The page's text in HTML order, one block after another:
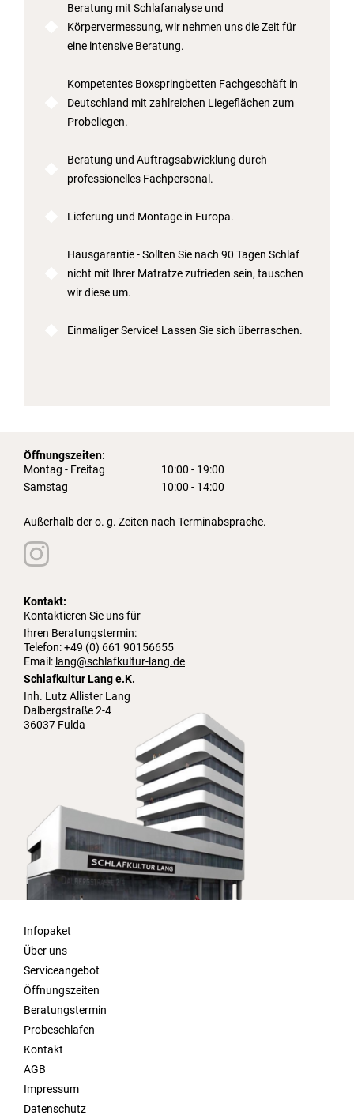
Beratung mit Schlafanalyse und
Körpervermessung, wir nehmen uns die Zeit für
eine intensive Beratung.
Kompetentes Boxspringbetten Fachgeschäft in
Deutschland mit zahlreichen Liegeflächen zum
Probeliegen.
Beratung und Auftragsabwicklung durch
professionelles Fachpersonal.
Lieferung und Montage in Europa.
Hausgarantie - Sollten Sie nach 90 Tagen Schlaf
nicht mit Ihrer Matratze zufrieden sein, tauschen
wir diese um.
Einmaliger Service! Lassen Sie sich überraschen.
Öffnungszeiten:
Montag - Freitag
10:00 - 19:00
Samstag
10:00 - 14:00
Außerhalb der o. g. Zeiten nach Terminabsprache.
Kontakt:
Kontaktieren Sie uns für
Ihren Beratungstermin:
Telefon: +49 (0) 661 90156655
Email: lang@schlafkultur-lang.de
Schlafkultur Lang e.K.
Inh. Lutz Allister Lang
Dalbergstraße 2-4
36037 Fulda
Infopaket
Über uns
Serviceangebot
Öffnungszeiten
Beratungstermin
Probeschlafen
Kontakt
AGB
Impressum
Datenschutz